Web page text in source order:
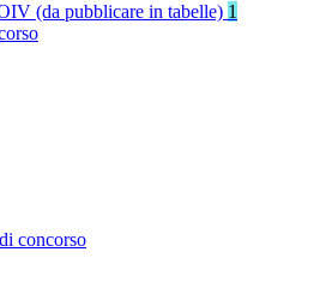
(da pubblicare in tabelle) 1
concorso